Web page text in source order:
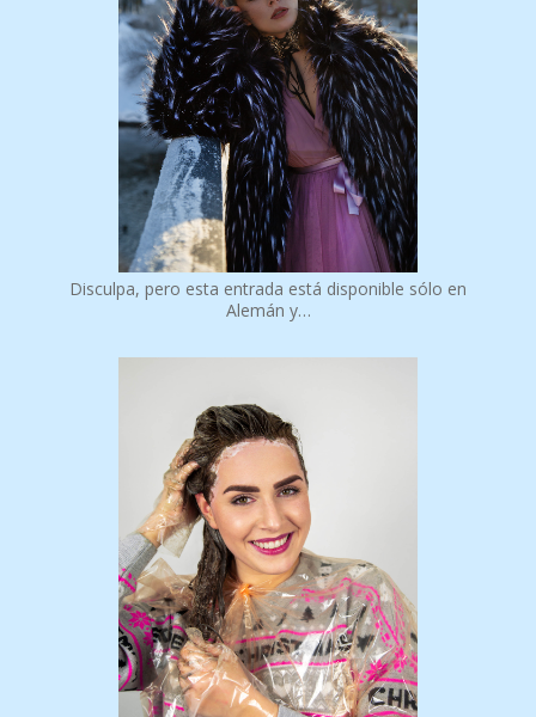
Disculpa, pero esta entrada está disponible sólo en
Alemán y…